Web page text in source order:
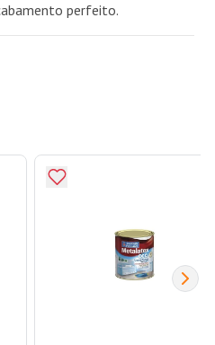
perfeito.